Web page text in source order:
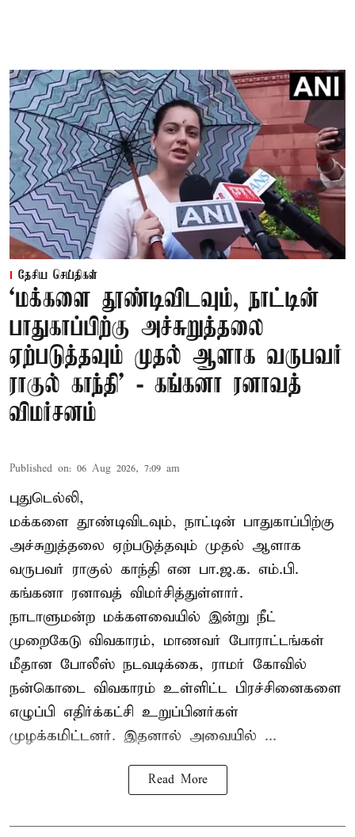
தேசிய செய்திகள்
‘மக்களை தூண்டிவிடவும், நாட்டின்
பாதுகாப்பிற்கு அச்சுறுத்தலை
ஏற்படுத்தவும் முதல் ஆளாக வருபவர்
ராகுல் காந்தி’ - கங்கனா ரனாவத்
விமர்சனம்
Published on: 06 Aug 2026, 7:09 am
புதுடெல்லி,
மக்களை தூண்டிவிடவும், நாட்டின் பாதுகாப்பிற்கு
அச்சுறுத்தலை ஏற்படுத்தவும் முதல் ஆளாக
வருபவர் ராகுல் காந்தி என பா.ஜ.க. எம்.பி.
கங்கனா ரனாவத் விமர்சித்துள்ளார்.
நாடாளுமன்ற மக்களவையில் இன்று நீட்
முறைகேடு விவகாரம், மாணவர் போராட்டங்கள்
மீதான போலீஸ் நடவடிக்கை, ராமர் கோவில்
நன்கொடை விவகாரம் உள்ளிட்ட பிரச்சினைகளை
எழுப்பி எதிர்க்கட்சி உறுப்பினர்கள்
முழக்கமிட்டனர். இதனால் அவையில் ...
Read More